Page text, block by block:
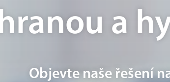
a
Objevte naše řešení